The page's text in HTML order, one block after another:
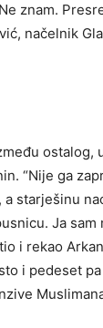
znam.
načelnik
ostalog,
“Nije ga
starješinu
Ja
i rekao
i pedeset
Muslimana